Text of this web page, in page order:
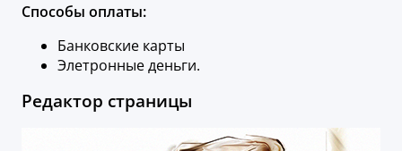
Способы оплаты:
Банковские карты
Элетронные деньги.
Редактор страницы